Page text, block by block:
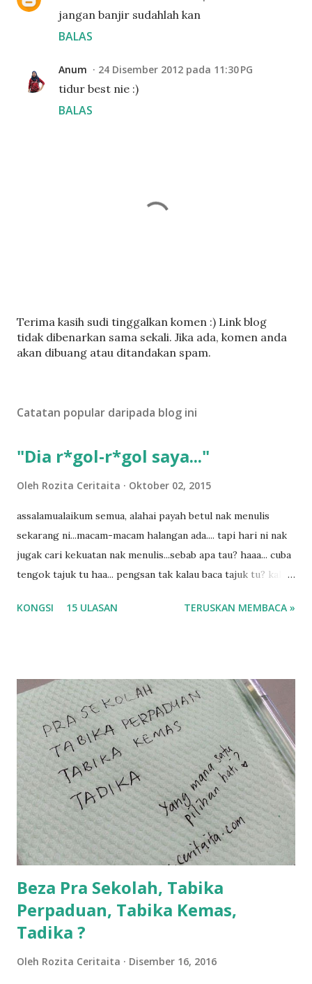
jangan banjir sudahlah kan
BALAS
Anum 24 Disember 2012 pada 11:30 PG
tidur best nie :)
BALAS
C
a
t
l
Terima kasih sudi tinggalkan komen :) Link blog
tidak dibenarkan sama sekali. Jika ada, komen anda
akan dibuang atau ditandakan spam.
Catatan popular daripada blog ini
"Dia r*gol-r*gol saya..."
Oleh Rozita Ceritaita Oktober 02, 2015
assalamualaikum semua, alahai payah betul nak menulis
sekarang ni...macam-macam halangan ada.... tapi hari ni nak
jugak cari kekuatan nak menulis...sebab apa tau? haaa... cuba
tengok tajuk tu haa... pengsan tak kalau baca tajuk tu? kalau
tau? yang sebut tu anak aku....diulangi ANAK AKU ....adoiiii
balik keja aku ajak la shah singgah Giant beli barang
sikit...dalam perjalanan dari dalam kereta tu biasalah kan
kami memang akan pimpin anak-anak jalan sampai masuk
dalam... dan kebiasanya bagi anak 4 macam kami ni bahagi-
bahagi lah siapa nak pimpin siapa... dan biasanya aku akan
dukung adik hadi sambil pimpin kakak husna... yang abg
ngah dengan abg long terserah pada shah la pulak.. tapi
kalau ikut anak-anak semua nak ummi pimpin... ajer rebeh
ba...
KONGSI 15 ULASAN TERUSKAN MEMBACA »
Beza Pra Sekolah, Tabika
Perpaduan, Tabika Kemas,
Tadika ?
Oleh Rozita Ceritaita Disember 16, 2016